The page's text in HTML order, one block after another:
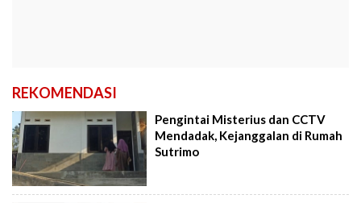
REKOMENDASI
Pengintai Misterius dan CCTV
Mendadak, Kejanggalan di Rumah
Sutrimo